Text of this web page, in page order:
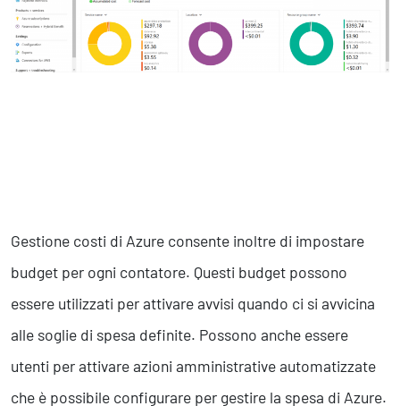
Gestione costi di Azure consente inoltre di impostare
budget per ogni contatore. Questi budget possono
essere utilizzati per attivare avvisi quando ci si avvicina
alle soglie di spesa definite. Possono anche essere
utenti per attivare azioni amministrative automatizzate
che è possibile configurare per gestire la spesa di Azure.